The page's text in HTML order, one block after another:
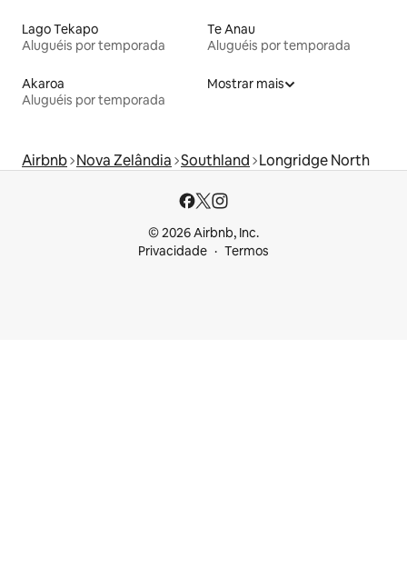
Lago Tekapo
Aluguéis por temporada
Te Anau
Aluguéis por temporada
Akaroa
Aluguéis por temporada
Mostrar mais
Airbnb Nova Zelândia Southland Longridge North
© 2026 Airbnb, Inc.
Privacidade
Termos